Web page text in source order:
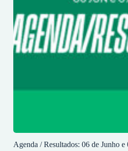
Agenda / Resultados: 06 de Junho e